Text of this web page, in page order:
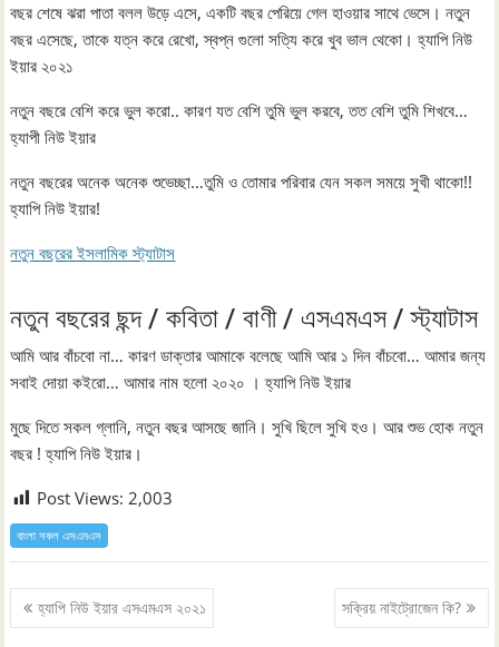
বছর শেষে ঝরা পাতা বলল উড়ে এসে, একটি বছর পেরিয়ে গেল হাওয়ার সাথে ভেসে। নতুন
বছর এসেছে, তাকে যত্ন করে রেখো, স্বপ্ন গুলো সত্যি করে খুব ভাল থেকো। হ্যাপি নিউ
ইয়ার ২০২১
নতুন বছরে বেশি করে ভুল করো.. কারণ যত বেশি তুমি ভুল করবে, তত বেশি তুমি শিখবে…
হ্যাপী নিউ ইয়ার
নতুন বছরের অনেক অনেক শুভেচ্ছা…তুমি ও তোমার পরিবার যেন সকল সময়ে সুখী থাকো!!
হ্যাপি নিউ ইয়ার!
নতুন বছরের ইসলামিক স্ট্যাটাস
নতুন বছরের ছন্দ / কবিতা / বাণী / এসএমএস / স্ট্যাটাস
আমি আর বাঁচবো না… কারণ ডাক্তার আমাকে বলেছে আমি আর ১ দিন বাঁচবো… আমার জন্য
সবাই দোয়া কইরো… আমার নাম হলো ২০২০ । হ্যাপি নিউ ইয়ার
মুছে দিতে সকল গ্লানি, নতুন বছর আসছে জানি। সুখি ছিলে সুখি হও। আর শুভ হোক নতুন
বছর ! হ্যাপি নিউ ইয়ার।
Post Views: 2,003
বাংলা সকল এসএমএস
Post
navigation
হ্যাপি নিউ ইয়ার এসএমএস ২০২১ সক্রিয় নাইট্রোজেন কি?